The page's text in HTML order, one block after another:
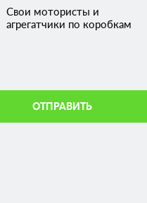
Свои мотористы и
агрегатчики по коробкам
ОТПРАВИТЬ